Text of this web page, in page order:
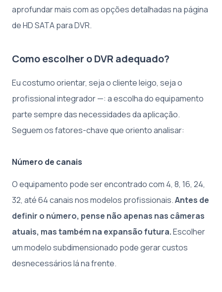
aprofundar mais com as opções detalhadas na página
de HD SATA para DVR.
Como escolher o DVR adequado?
Eu costumo orientar, seja o cliente leigo, seja o
profissional integrador —: a escolha do equipamento
parte sempre das necessidades da aplicação.
Seguem os fatores-chave que oriento analisar:
Número de canais
O equipamento pode ser encontrado com 4, 8, 16, 24,
32, até 64 canais nos modelos profissionais.Antes de
definir o número, pense não apenas nas câmeras
atuais, mas também na expansão futura.Escolher
um modelo subdimensionado pode gerar custos
desnecessários lá na frente.